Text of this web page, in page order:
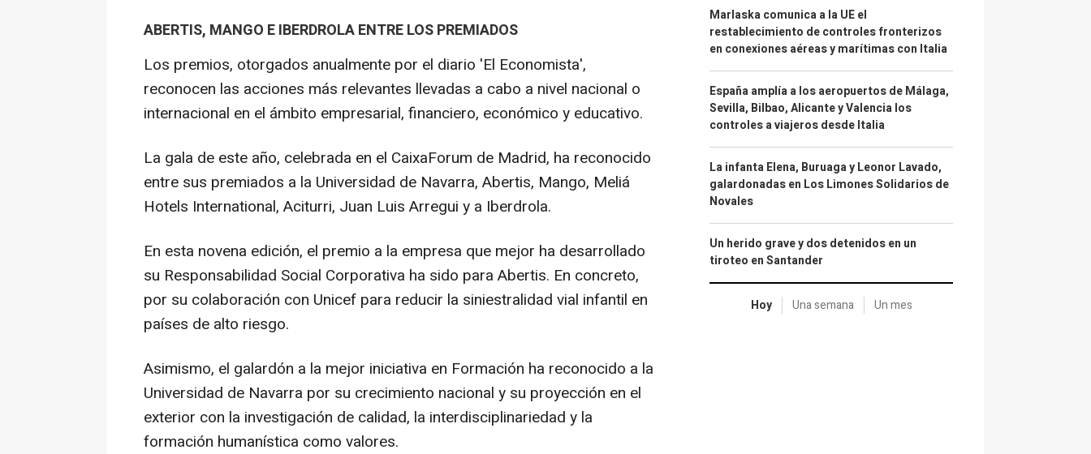
ABERTIS, MANGO E IBERDROLA ENTRE LOS PREMIADOS
Los premios, otorgados anualmente por el diario 'El Economista',
reconocen las acciones más relevantes llevadas a cabo a nivel nacional o
internacional en el ámbito empresarial, financiero, económico y educativo.
La gala de este año, celebrada en el CaixaForum de Madrid, ha reconocido
entre sus premiados a la Universidad de Navarra, Abertis, Mango, Meliá
Hotels International, Aciturri, Juan Luis Arregui y a Iberdrola.
En esta novena edición, el premio a la empresa que mejor ha desarrollado
su Responsabilidad Social Corporativa ha sido para Abertis. En concreto,
por su colaboración con Unicef para reducir la siniestralidad vial infantil en
países de alto riesgo.
Asimismo, el galardón a la mejor iniciativa en Formación ha reconocido a la
Universidad de Navarra por su crecimiento nacional y su proyección en el
exterior con la investigación de calidad, la interdisciplinariedad y la
formación humanística como valores.
Marlaska comunica a la UE el
restablecimiento de controles fronterizos
en conexiones aéreas y marítimas con Italia
España amplía a los aeropuertos de Málaga,
Sevilla, Bilbao, Alicante y Valencia los
controles a viajeros desde Italia
La infanta Elena, Buruaga y Leonor Lavado,
galardonadas en Los Limones Solidarios de
Novales
Un herido grave y dos detenidos en un
tiroteo en Santander
Hoy Una semana Un mes